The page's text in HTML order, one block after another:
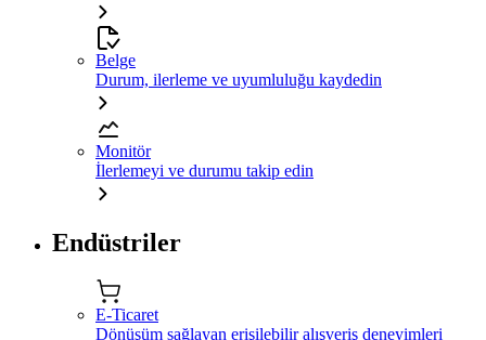
Belge
Durum, ilerleme ve uyumluluğu kaydedin
Monitör
İlerlemeyi ve durumu takip edin
Endüstriler
E-Ticaret
Dönüşüm sağlayan erişilebilir alışveriş deneyimleri